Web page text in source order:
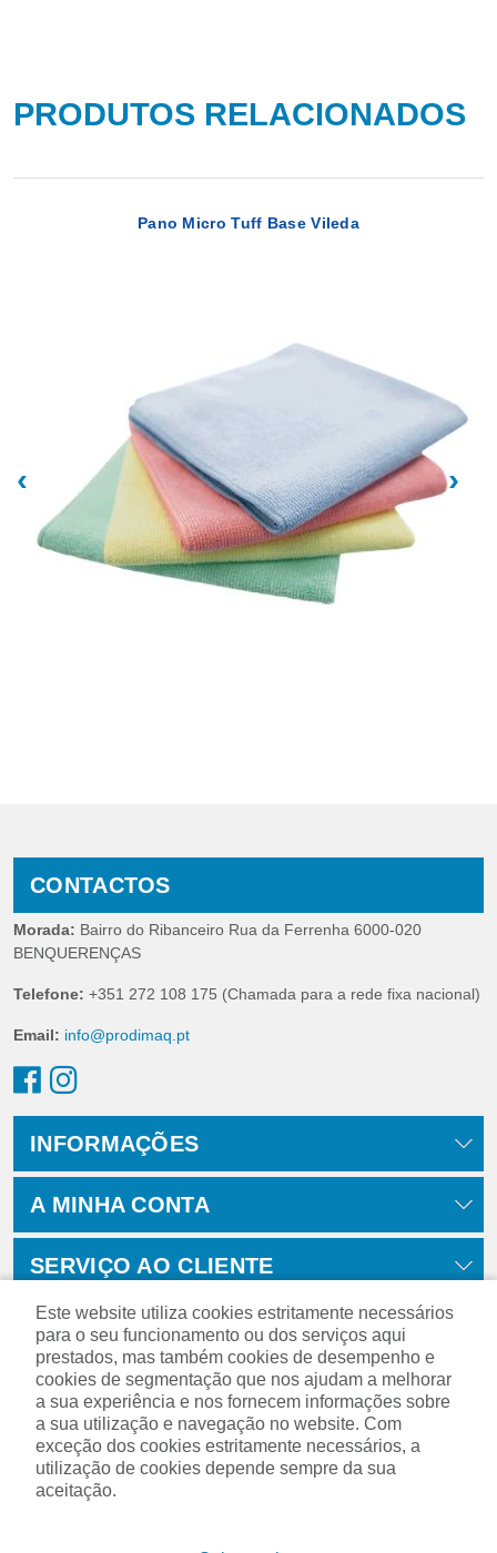
PRODUTOS RELACIONADOS
Pano Micro Tuff Base Vileda
‹ ›
CONTACTOS
Morada: Bairro do Ribanceiro Rua da Ferrenha 6000-020
BENQUERENÇAS
Telefone: +351 272 108 175 (Chamada para a rede fixa nacional)
Email: info@prodimaq.pt
INFORMAÇÕES
A MINHA CONTA
SERVIÇO AO CLIENTE
Este website utiliza cookies estritamente necessários
para o seu funcionamento ou dos serviços aqui
prestados, mas também cookies de desempenho e
cookies de segmentação que nos ajudam a melhorar
a sua experiência e nos fornecem informações sobre
a sua utilização e navegação no website. Com
exceção dos cookies estritamente necessários, a
utilização de cookies depende sempre da sua
aceitação.